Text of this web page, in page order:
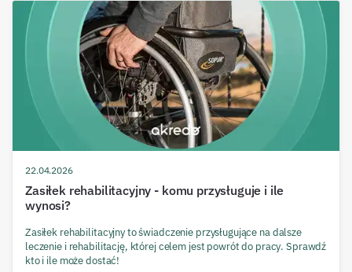
22.04.2026
Zasiłek rehabilitacyjny - komu przysługuje i ile
wynosi?
Zasiłek rehabilitacyjny to świadczenie przysługujące na dalsze
leczenie i rehabilitację, której celem jest powrót do pracy. Sprawdź
kto i ile może dostać!